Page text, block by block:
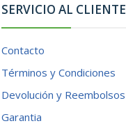
SERVICIO AL CLIENTE
Contacto
Términos y Condiciones
Devolución y Reembolsos
Garantia